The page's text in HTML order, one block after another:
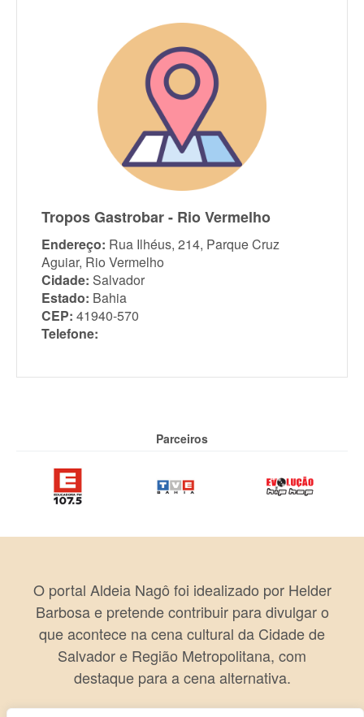
Tropos Gastrobar - Rio Vermelho
Endereço: Rua Ilhéus, 214, Parque Cruz
Aguiar, Rio Vermelho
Cidade: Salvador
Estado: Bahia
CEP: 41940-570
Telefone:
Parceiros
O portal Aldeia Nagô foi idealizado por Helder
Barbosa e pretende contribuir para divulgar o
que acontece na cena cultural da Cidade de
Salvador e Região Metropolitana, com
destaque para a cena alternativa.